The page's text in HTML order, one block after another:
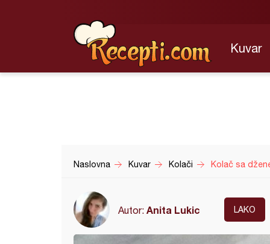
Kuvar
Naslovna Kuvar Kolači Kolač sa
Autor: Anita Lukic LAKO